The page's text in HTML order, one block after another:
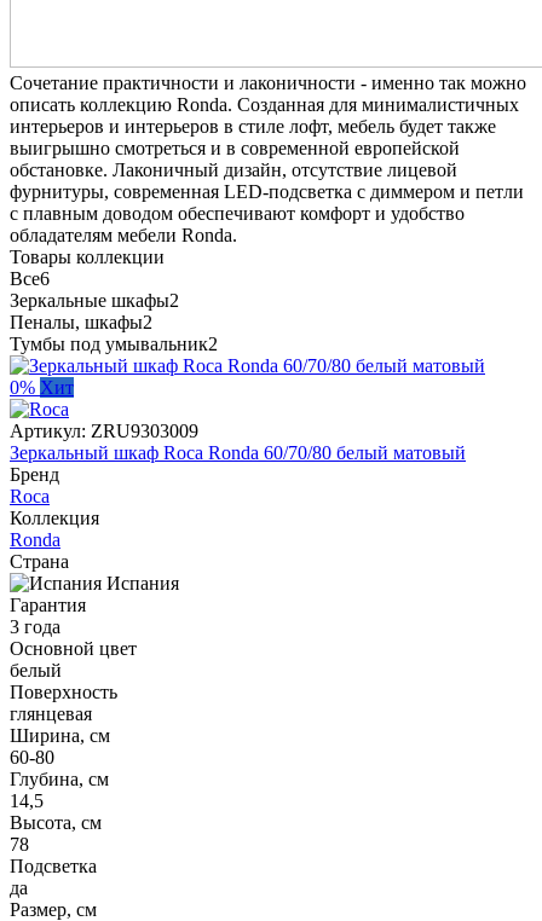
Сочетание практичности и лаконичности - именно так можно
описать коллекцию Ronda. Созданная для минималистичных
интерьеров и интерьеров в стиле лофт, мебель будет также
выигрышно смотреться и в современной европейской
обстановке. Лаконичный дизайн, отсутствие лицевой
фурнитуры, современная LED-подсветка с диммером и петли
с плавным доводом обеспечивают комфорт и удобство
обладателям мебели Ronda.
Товары коллекции
Все6
Зеркальные шкафы2
Пеналы, шкафы2
Тумбы под умывальник2
0% Хит
Артикул: ZRU9303009
Зеркальный шкаф Roca Ronda 60/70/80 белый матовый
Бренд
Roca
Коллекция
Ronda
Страна
Испания
Гарантия
3 года
Основной цвет
белый
Поверхность
глянцевая
Ширина, см
60-80
Глубина, см
14,5
Высота, см
78
Подсветка
да
Размер, см